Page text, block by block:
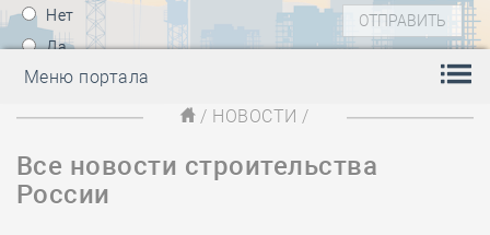
Нет
Да
Меню портала
/ НОВОСТИ /
Все новости строительства
России